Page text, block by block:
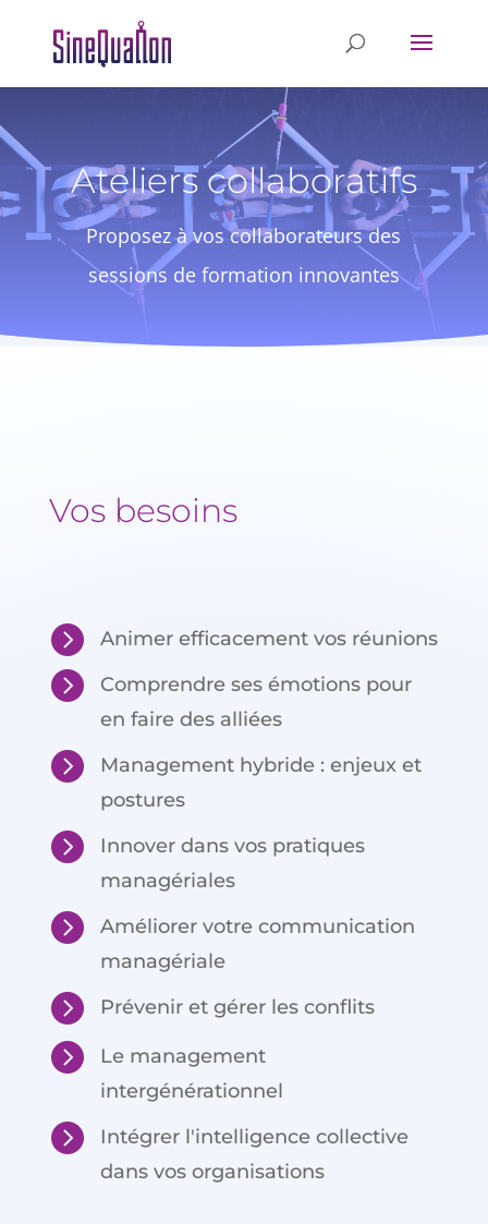
Ateliers collaboratifs
Proposez à vos collaborateurs des
sessions de formation innovantes
Vos besoins
 Animer efficacement vos réunions

Comprendre ses émotions pour
en faire des alliées

Management hybride : enjeux et
postures

Innover dans vos pratiques
managériales

Améliorer votre communication
managériale
 Prévenir et gérer les conflits

Le management
intergénérationnel

Intégrer l'intelligence collective
dans vos organisations